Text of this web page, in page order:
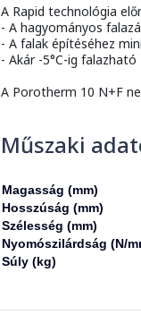
A Rapid technológia
- A hagyományos
- A falak építéséhez
- Akár -5°C-ig falazható
A Porotherm 10 N+F
Műszaki
Magasság (mm)
Hosszúság (mm)
Szélesség (mm)
Nyomószilárdság (N/
Súly (kg)